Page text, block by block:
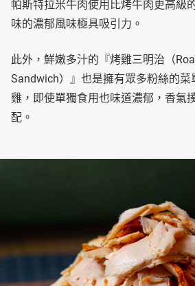
帕斯特拉米牛肉使用比烤牛肉更高級
味的濃郁風味極具吸引力。
此外，鮮嫩多汁的『烤雞三明治（
Sandwich）』也是擁有眾多粉絲的菜
雞，即使單獨食用也味道濃郁，香氣
配。